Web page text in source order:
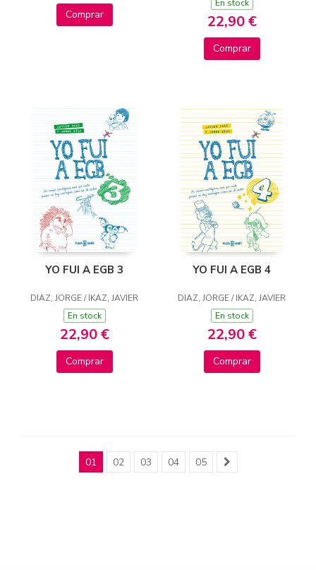
Comprar
En stock
22,90 €
Comprar
YO FUI A EGB 3
DIAZ, JORGE / IKAZ, JAVIER
En stock
22,90 €
Comprar
YO FUI A EGB 4
DIAZ, JORGE / IKAZ, JAVIER
En stock
22,90 €
Comprar
01 02 03 04 05